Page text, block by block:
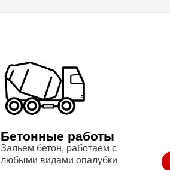
Бетонные работы
Зальем бетон, работаем с
любыми видами опалубки